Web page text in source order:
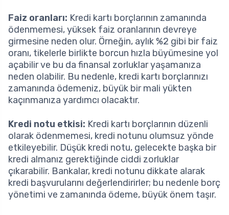
Faiz oranları: Kredi kartı borçlarının zamanında
ödenmemesi, yüksek faiz oranlarının devreye
girmesine neden olur. Örneğin, aylık %2 gibi bir faiz
oranı, tikelerle birlikte borcun hızla büyümesine yol
açabilir ve bu da finansal zorluklar yaşamanıza
neden olabilir. Bu nedenle, kredi kartı borçlarınızı
zamanında ödemeniz, büyük bir mali yükten
kaçınmanıza yardımcı olacaktır.
Kredi notu etkisi: Kredi kartı borçlarının düzenli
olarak ödenmemesi, kredi notunu olumsuz yönde
etkileyebilir. Düşük kredi notu, gelecekte başka bir
kredi almanız gerektiğinde ciddi zorluklar
çıkarabilir. Bankalar, kredi notunu dikkate alarak
kredi başvurularını değerlendirirler; bu nedenle borç
yönetimi ve zamanında ödeme, büyük önem taşır.